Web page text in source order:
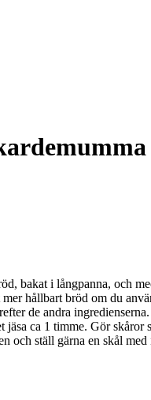
bakat i långpanna, och
hållbart bröd om du
de andra
ca 1 timme. Gör skåror
och ställ gärna en skål